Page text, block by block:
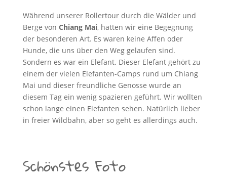
Während unserer Rollertour durch die Wälder und
Berge von Chiang Mai, hatten wir eine Begegnung
der besonderen Art. Es waren keine Affen oder
Hunde, die uns über den Weg gelaufen sind.
Sondern es war ein Elefant. Dieser Elefant gehört zu
einem der vielen Elefanten-Camps rund um Chiang
Mai und dieser freundliche Genosse wurde an
diesem Tag ein wenig spazieren geführt. Wir wollten
schon lange einen Elefanten sehen. Natürlich lieber
in freier Wildbahn, aber so geht es allerdings auch.
Schönstes Foto